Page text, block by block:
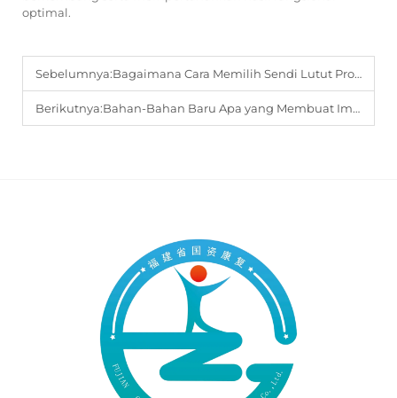
optimal.
Sebelumnya:Bagaimana Cara Memilih Sendi Lutut Prostetik yang Tepat Sesuai dengan Tingkat Aktivitas Spesifik Anda?
Berikutnya:Bahan-Bahan Baru Apa yang Membuat Implan Sendi Lutut Lebih Tahan Lama?